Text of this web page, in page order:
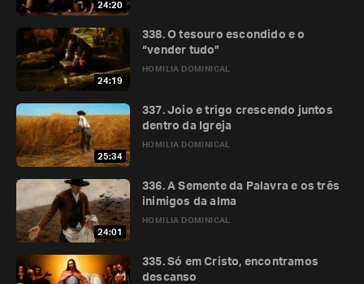
24:20
24:19
HOMILIA DOMINICAL
338. O tesouro escondido e o
“vender tudo”
25:34
HOMILIA DOMINICAL
337. Joio e trigo crescendo juntos
dentro da Igreja
24:01
HOMILIA DOMINICAL
336. A Semente da Palavra e os três
inimigos da alma
335. Só em Cristo, encontramos
descanso